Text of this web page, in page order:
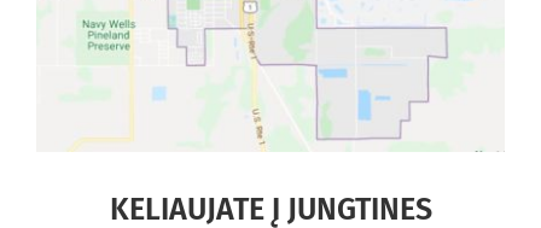
KELIAUJATE Į JUNGTINES